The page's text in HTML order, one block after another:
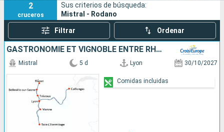
2
cruceros
Sus criterios de búsqueda:
Mistral - Rodano
Filtrar Ordenar
GASTRONOMIE ET VIGNOBLE ENTRE RHÔNE ET SAÔNE AVEC UN DÎNER À L'ABBAYE DE COLLONGES - PAUL BOCUSE
Mistral 5 d Lyon 30/10/2027
Comidas incluidas